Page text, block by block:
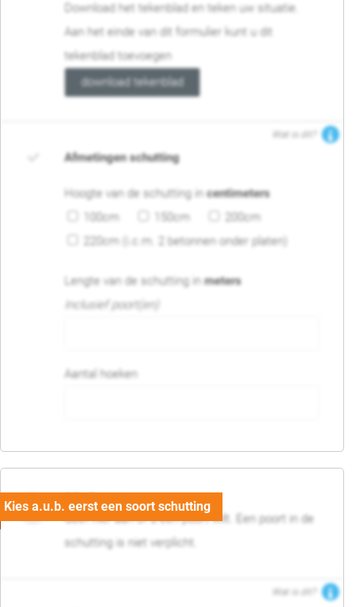
Download het tekenblad en teken uw situatie.
Aan het einde van dit formulier kunt u dit
tekenblad toevoegen
download tekenblad
Wat is dit?
Afmetingen schutting
Hoogte van de schutting incentimeters
100cm
150cm
200cm
220cm (i.c.m. 2 betonnen onder platen)
Lengte van de schutting inmeters
Inclusief poort(en)
Aantal hoeken
05. Poort
Geef hier aan of u een poort wilt. Een poort in de
schutting is niet verplicht.
Wat is dit?